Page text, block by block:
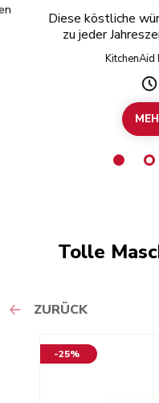
Diese köstliche
zu jeder
Sommer,
Tolle
ZURÜCK
-25%